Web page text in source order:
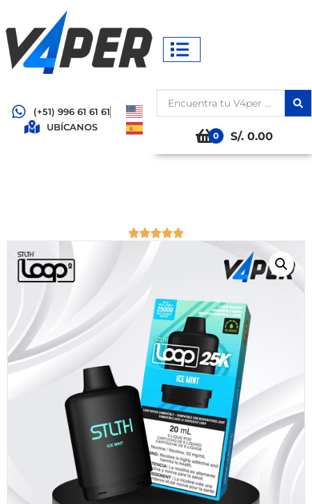
(+51) 996 61 61 61
UBÍCANOS
0
S/. 0.00